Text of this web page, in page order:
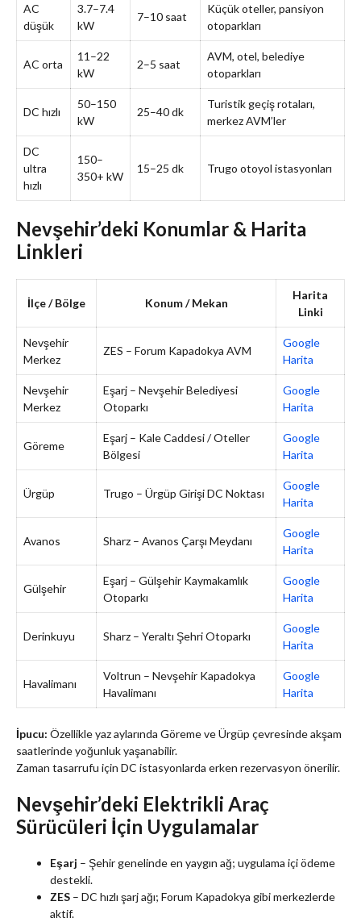
AC
düşük
3.7–7.4
kW
7–10 saat
Küçük oteller, pansiyon
otoparkları
AC orta
11–22
kW
2–5 saat
AVM, otel, belediye
otoparkları
DC hızlı
50–150
kW
25–40 dk
Turistik geçiş rotaları,
merkez AVM’ler
DC
ultra
hızlı
150–
350+ kW
15–25 dk Trugo otoyol istasyonları
Nevşehir’deki Konumlar & Harita
Linkleri
İlçe / Bölge Konum / Mekan
Harita
Linki
Nevşehir
Merkez
ZES – Forum Kapadokya AVM
Google
Harita
Nevşehir
Merkez
Eşarj – Nevşehir Belediyesi
Otoparkı
Google
Harita
Göreme
Eşarj – Kale Caddesi / Oteller
Bölgesi
Google
Harita
Ürgüp Trugo – Ürgüp Girişi DC Noktası
Google
Harita
Avanos Sharz – Avanos Çarşı Meydanı
Google
Harita
Gülşehir
Eşarj – Gülşehir Kaymakamlık
Otoparkı
Google
Harita
Derinkuyu Sharz – Yeraltı Şehri Otoparkı
Google
Harita
Havalimanı
Voltrun – Nevşehir Kapadokya
Havalimanı
Google
Harita
İpucu: Özellikle yaz aylarında Göreme ve Ürgüp çevresinde akşam
saatlerinde yoğunluk yaşanabilir.
Zaman tasarrufu için DC istasyonlarda erken rezervasyon önerilir.
Nevşehir’deki Elektrikli Araç
Sürücüleri İçin Uygulamalar
Eşarj – Şehir genelinde en yaygın ağ; uygulama içi ödeme
destekli.
ZES – DC hızlı şarj ağı; Forum Kapadokya gibi merkezlerde
aktif.